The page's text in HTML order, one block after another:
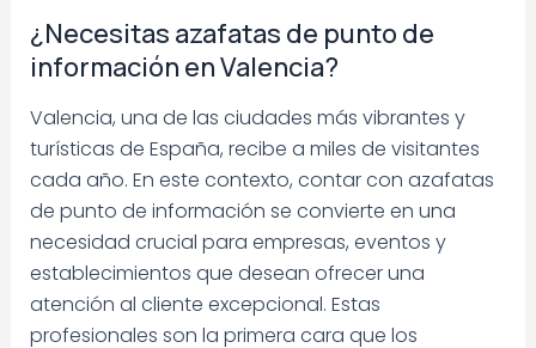
¿Necesitas azafatas de punto de
información en Valencia?
Valencia, una de las ciudades más vibrantes y
turísticas de España, recibe a miles de visitantes
cada año. En este contexto, contar con azafatas
de punto de información se convierte en una
necesidad crucial para empresas, eventos y
establecimientos que desean ofrecer una
atención al cliente excepcional. Estas
profesionales son la primera cara que los